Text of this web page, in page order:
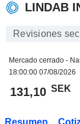
LINDAB
Revisiones
Mercado cerrado -
18:00:00 07/08/2026
131,10 SEK
Resumen